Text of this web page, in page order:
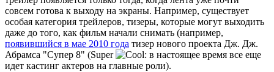
совсем готова к выходу на экраны. Например, существует
особая категория трейлеров, тизеры, которые могут выходить
даже до того, как фильм начали снимать (например,
появившийся в мае 2010 года тизер нового проекта Дж. Дж.
Абрамса "Супер 8" (Super
: в настоящее время все еще
идет кастинг актеров на главные роли).